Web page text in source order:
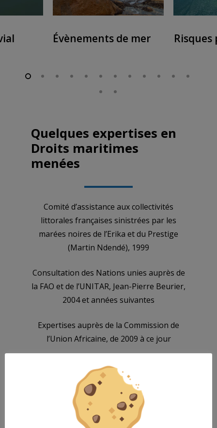
Évènements de mer
Quelques expertises en
Droits maritimes
menées
Comité d’assistance aux collectivités
littorales françaises sinistrées par les
marées noires de l’Erika et du Prestige
(Martin Ndendé), 1999
Consultation des Nations unies auprès de
la FAO et de l’UNITAR, Jean-Pierre Beurier,
2004 et années suivantes
Expertises auprès de la Commission de
l’Union Africaine, de 2009 à ce jour
Expertise auprès des Nations-Unies
(Martin Ndendé), de 2014 à ce jour
Expertise auprès de la Banque Mondiale
(Martin Ndendé), de 2021 à ce jour